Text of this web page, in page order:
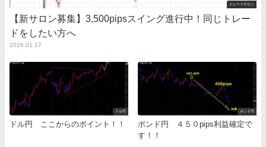
トレードサロン
【新サロン募集】3,500pipsスイング進行中！同じトレー
ドをしたい方へ
2026.01.17
ドル円
ドル円 ここからのポイント！！
ポンド円
ポンド円 ４５０pips利益確定で
す！！